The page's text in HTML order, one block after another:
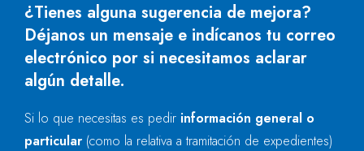
¿Tienes alguna sugerencia de mejora?
Déjanos un mensaje e indícanos tu correo
electrónico por si necesitamos aclarar
algún detalle.
Si lo que necesitas es pedir información general o
particular (como la relativa a tramitación de expedientes)